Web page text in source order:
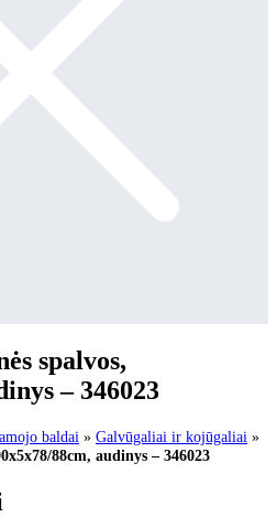
spalvos,
– 346023
baldai » Galvūgaliai ir kojūgaliai »
88cm, audinys – 346023